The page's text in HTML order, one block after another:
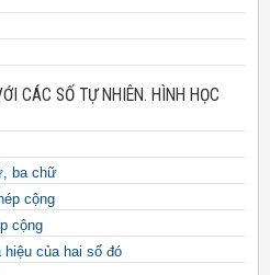
CÁC SỐ TỰ NHIÊN. HÌNH HỌC
ba chữ
cộng
cộng
của hai số đó